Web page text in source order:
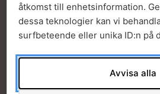
Workshop i samarbete
åtkomst till enhetsinformation.
dessa teknologier kan vi
surfbeteende eller unika ID:n på
Avvisa alla